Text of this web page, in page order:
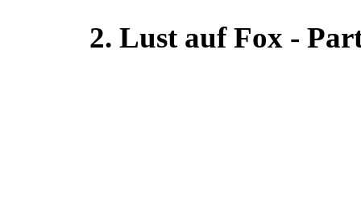
2. Lust auf Fox -